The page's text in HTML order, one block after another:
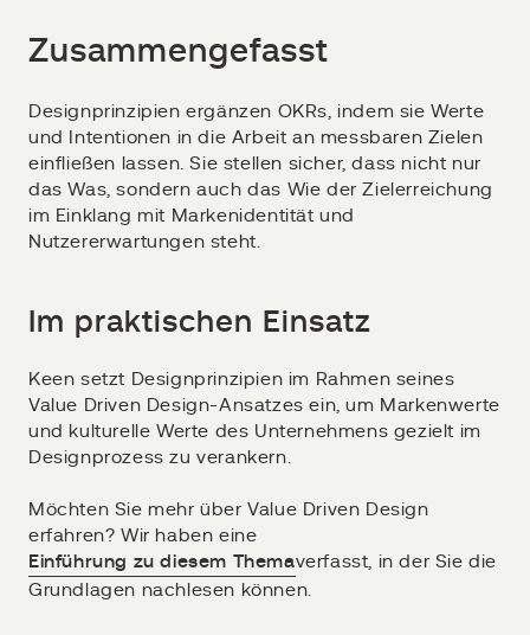
Zusammengefasst
Designprinzipien ergänzen OKRs, indem sie Werte
und Intentionen in die Arbeit an messbaren Zielen
einfließen lassen. Sie stellen sicher, dass nicht nur
das Was, sondern auch das Wie der Zielerreichung
im Einklang mit Markenidentität und
Nutzererwartungen steht.
Im praktischen Einsatz
Keen setzt Designprinzipien im Rahmen seines
Value Driven Design-Ansatzes ein, um Markenwerte
und kulturelle Werte des Unternehmens gezielt im
Designprozess zu verankern.
Möchten Sie mehr über Value Driven Design
erfahren? Wir haben eine
Einführung zu diesem Themaverfasst, in der Sie die
Grundlagen nachlesen können.